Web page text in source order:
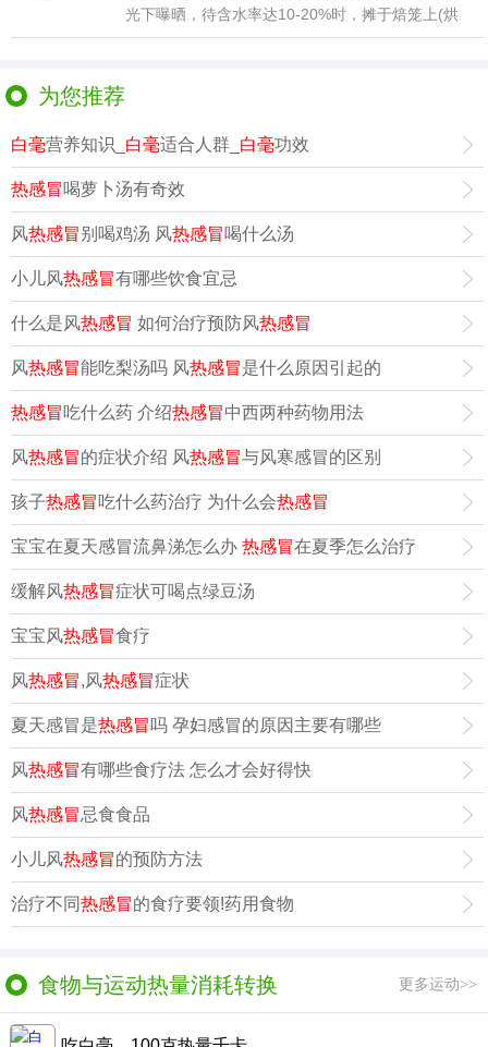
光下曝晒，待含水率达10-20%时，摊于焙笼上(烘
心盘用
为您推荐
白毫营养知识_ 白毫适合人群_ 白毫功效
热感冒 喝萝卜汤有奇效
风热感冒别喝鸡汤 风热感冒 喝什么汤
小儿风热感冒有哪些饮食宜忌
什么是风热感冒 如何治疗预防风热感冒
风热感冒能吃梨汤吗 风热感冒是什么原因引起的
热感冒 吃什么药 介绍热感冒中西两种药物用法
风热感冒的症状介绍 风热感冒与风寒感冒的区别
孩子热感冒 吃什么药治疗 为什么会热感冒
宝宝在夏天感冒流鼻涕怎么办 热感冒在夏季怎么治疗
缓解风热感冒症状可喝点绿豆汤
宝宝风热感冒食疗
风热感冒,风热感冒症状
夏天感冒是热感冒 吗 孕妇感冒的原因主要有哪些
风热感冒有哪些食疗法 怎么才会好得快
风热感冒忌食食品
小儿风热感冒的预防方法
治疗不同热感冒的食疗要领!药用食物
食物与运动热量消耗转换 更多运动>>